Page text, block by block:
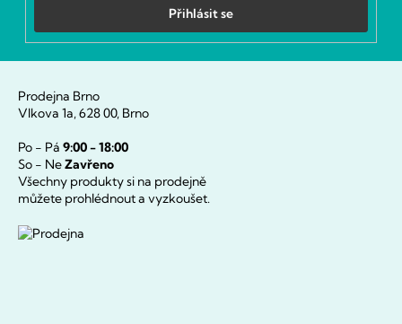
Přihlásit se
Prodejna Brno
Vlkova 1a, 628 00, Brno
Po - Pá 9:00 - 18:00
So - NeZavřeno
Všechny produkty si na prodejně
můžete prohlédnout a vyzkoušet.